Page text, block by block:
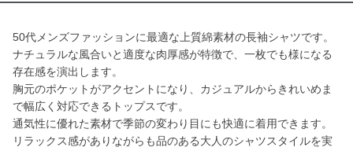
50代メンズファッションに最適な上質綿素材の長袖シャツです。
ナチュラルな風合いと適度な肉厚感が特徴で、一枚でも様になる
存在感を演出します。
胸元のポケットがアクセントになり、カジュアルからきれいめま
で幅広く対応できるトップスです。
通気性に優れた素材で季節の変わり目にも快適に着用できます。
リラックス感がありながらも品のある大人のシャツスタイルを実